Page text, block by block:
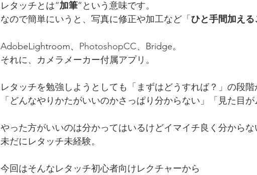
レタッチとは”加筆”という意味です。
なので簡単にいうと、写真に修正や加工など「ひと手間加える
AdobeLightroom、 PhotoshopCC、 Bridge。
それに、カメラメーカー付属アプリ。
レタッチを勉強しようとしても「まずはどうすれば？」の段
「どんなやりかたがいいのかさっぱり分からない」「見た目が
やった方がいいのは分かってはいるけどイマイチ良く分からな
未だにレタッチ未経験。
今回はそんなレタッチ初心者向けレクチャーから